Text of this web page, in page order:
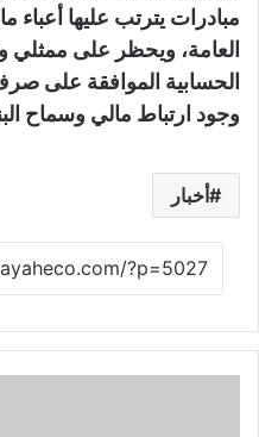
مبادرات يترتب عليها أعباء
العامة، ويحظر على ممثلي
الحسابية الموافقة على
وجود ارتباط مالي وسماح
أخبار